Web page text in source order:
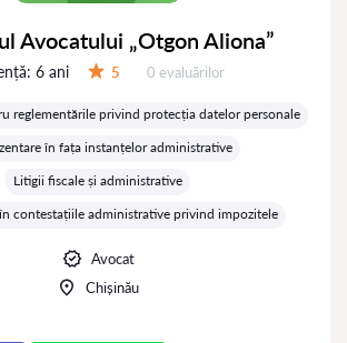
Avocatului „Otgon Aliona”
6 ani 5 Evaluărilor:
0 evaluărilor
reglementările privind protecția datelor personale
în fața instanțelor administrative
Litigii fiscale și administrative
contestațiile administrative privind impozitele
Avocat
Chișinău